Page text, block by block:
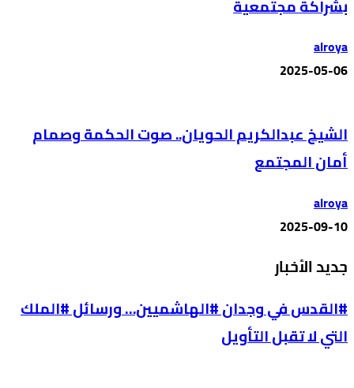
بشراكة مجتمعية
alroya
2025-05-06
الشيخ عبدالكريم الحويان.. صوت الحكمة وصمام
أمان المجتمع
alroya
2025-09-10
جديد الأخبار
#القدس في وجدان #الهاشميين… ورسائل #الملك
التي لا تقبل التأويل